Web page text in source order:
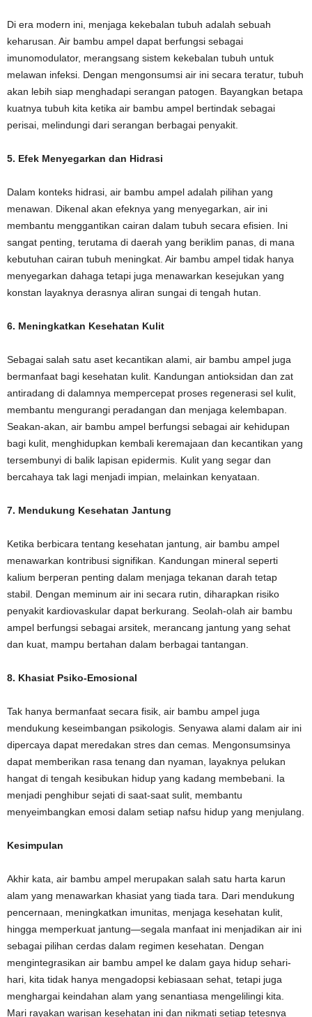
Di era modern ini, menjaga kekebalan tubuh adalah sebuah
keharusan. Air bambu ampel dapat berfungsi sebagai
imunomodulator, merangsang sistem kekebalan tubuh untuk
melawan infeksi. Dengan mengonsumsi air ini secara teratur, tubuh
akan lebih siap menghadapi serangan patogen. Bayangkan betapa
kuatnya tubuh kita ketika air bambu ampel bertindak sebagai
perisai, melindungi dari serangan berbagai penyakit.
5. Efek Menyegarkan dan Hidrasi
Dalam konteks hidrasi, air bambu ampel adalah pilihan yang
menawan. Dikenal akan efeknya yang menyegarkan, air ini
membantu menggantikan cairan dalam tubuh secara efisien. Ini
sangat penting, terutama di daerah yang beriklim panas, di mana
kebutuhan cairan tubuh meningkat. Air bambu ampel tidak hanya
menyegarkan dahaga tetapi juga menawarkan kesejukan yang
konstan layaknya derasnya aliran sungai di tengah hutan.
6. Meningkatkan Kesehatan Kulit
Sebagai salah satu aset kecantikan alami, air bambu ampel juga
bermanfaat bagi kesehatan kulit. Kandungan antioksidan dan zat
antiradang di dalamnya mempercepat proses regenerasi sel kulit,
membantu mengurangi peradangan dan menjaga kelembapan.
Seakan-akan, air bambu ampel berfungsi sebagai air kehidupan
bagi kulit, menghidupkan kembali keremajaan dan kecantikan yang
tersembunyi di balik lapisan epidermis. Kulit yang segar dan
bercahaya tak lagi menjadi impian, melainkan kenyataan.
7. Mendukung Kesehatan Jantung
Ketika berbicara tentang kesehatan jantung, air bambu ampel
menawarkan kontribusi signifikan. Kandungan mineral seperti
kalium berperan penting dalam menjaga tekanan darah tetap
stabil. Dengan meminum air ini secara rutin, diharapkan risiko
penyakit kardiovaskular dapat berkurang. Seolah-olah air bambu
ampel berfungsi sebagai arsitek, merancang jantung yang sehat
dan kuat, mampu bertahan dalam berbagai tantangan.
8. Khasiat Psiko-Emosional
Tak hanya bermanfaat secara fisik, air bambu ampel juga
mendukung keseimbangan psikologis. Senyawa alami dalam air ini
dipercaya dapat meredakan stres dan cemas. Mengonsumsinya
dapat memberikan rasa tenang dan nyaman, layaknya pelukan
hangat di tengah kesibukan hidup yang kadang membebani. Ia
menjadi penghibur sejati di saat-saat sulit, membantu
menyeimbangkan emosi dalam setiap nafsu hidup yang menjulang.
Kesimpulan
Akhir kata, air bambu ampel merupakan salah satu harta karun
alam yang menawarkan khasiat yang tiada tara. Dari mendukung
pencernaan, meningkatkan imunitas, menjaga kesehatan kulit,
hingga memperkuat jantung—segala manfaat ini menjadikan air ini
sebagai pilihan cerdas dalam regimen kesehatan. Dengan
mengintegrasikan air bambu ampel ke dalam gaya hidup sehari-
hari, kita tidak hanya mengadopsi kebiasaan sehat, tetapi juga
menghargai keindahan alam yang senantiasa mengelilingi kita.
Mari rayakan warisan kesehatan ini dan nikmati setiap tetesnya